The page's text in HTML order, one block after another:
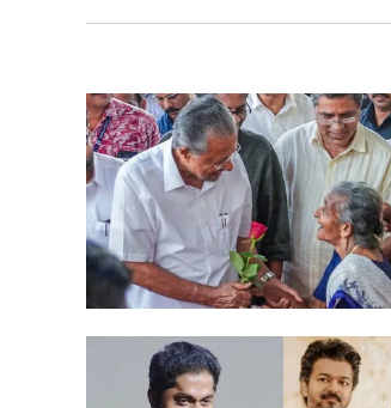
NEWS 360
CASE DIARY
OPINION